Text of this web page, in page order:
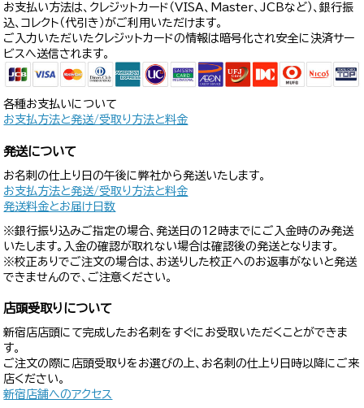
お支払い方法は、クレジットカード（VISA、Master、JCBなど）、銀行振
込、コレクト（代引き）がご利用いただけます。
ご入力いただいたクレジットカードの情報は暗号化され安全に決済サー
ビスへ送信されます。
各種お支払いについて
お支払方法と発送/受取り方法と料金
発送について
お名刺の仕上り日の午後に弊社から発送いたします。
お支払方法と発送/受取り方法と料金
発送料金とお届け日数
※銀行振り込みご指定の場合、発送日の12時までにご入金時のみ発送
いたします。入金の確認が取れない場合は確認後の発送となります。
※校正ありでご注文の場合は、お送りした校正へのお返事がないと発送
できませんので、ご注意ください。
店頭受取りについて
新宿店店頭にて完成したお名刺をすぐにお受取いただくことができま
す。
ご注文の際に店頭受取りをお選びの上、お名刺の仕上り日時以降にご来
店ください。
新宿店舗へのアクセス